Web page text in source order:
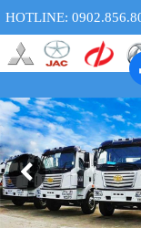
HOTLINE:
XE